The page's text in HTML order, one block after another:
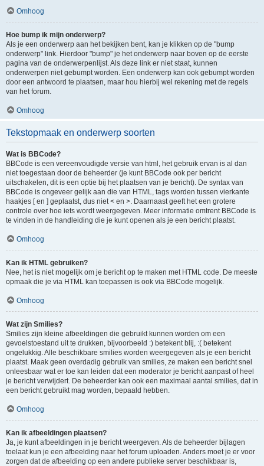
Omhoog
Hoe bump ik mijn onderwerp?
Als je een onderwerp aan het bekijken bent, kan je klikken op de "bump
onderwerp" link. Hierdoor "bump" je het onderwerp naar boven op de eerste
pagina van de onderwerpenlijst. Als deze link er niet staat, kunnen
onderwerpen niet gebumpt worden. Een onderwerp kan ook gebumpt worden
door een antwoord te plaatsen, maar hou hierbij wel rekening met de regels
van het forum.
Omhoog
Tekstopmaak en onderwerp soorten
Wat is BBCode?
BBCode is een vereenvoudigde versie van html, het gebruik ervan is al dan
niet toegestaan door de beheerder (je kunt BBCode ook per bericht
uitschakelen, dit is een optie bij het plaatsen van je bericht). De syntax van
BBCode is ongeveer gelijk aan die van HTML, tags worden tussen vierkante
haakjes [ en ] geplaatst, dus niet < en >. Daarnaast geeft het een grotere
controle over hoe iets wordt weergegeven. Meer informatie omtrent BBCode is
te vinden in de handleiding die je kunt openen als je een bericht plaatst.
Omhoog
Kan ik HTML gebruiken?
Nee, het is niet mogelijk om je bericht op te maken met HTML code. De meeste
opmaak die je via HTML kan toepassen is ook via BBCode mogelijk.
Omhoog
Wat zijn Smilies?
Smilies zijn kleine afbeeldingen die gebruikt kunnen worden om een
gevoelstoestand uit te drukken, bijvoorbeeld :) betekent blij, :( betekent
ongelukkig. Alle beschikbare smilies worden weergegeven als je een bericht
plaatst. Maak geen overdadig gebruik van smilies, ze maken een bericht snel
onleesbaar wat er toe kan leiden dat een moderator je bericht aanpast of heel
je bericht verwijdert. De beheerder kan ook een maximaal aantal smilies, dat in
een bericht gebruikt mag worden, bepaald hebben.
Omhoog
Kan ik afbeeldingen plaatsen?
Ja, je kunt afbeeldingen in je bericht weergeven. Als de beheerder bijlagen
toelaat kun je een afbeelding naar het forum uploaden. Anders moet je er voor
zorgen dat de afbeelding op een andere publieke server beschikbaar is,